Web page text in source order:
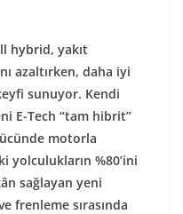
hybrid, yakıt
azaltırken, daha iyi
sunuyor. Kendi
E-Tech “tam hibrit”
motorla
yolculukların %80’ini
sağlayan yeni
frenleme sırasında